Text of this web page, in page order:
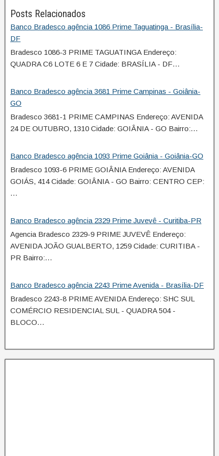
Posts Relacionados
Banco Bradesco agência 1086 Prime Taguatinga - Brasília-
DF
Bradesco 1086-3 PRIME TAGUATINGA Endereço:
QUADRA C6 LOTE 6 E 7 Cidade: BRASÍLIA - DF…
Banco Bradesco agência 3681 Prime Campinas - Goiânia-
GO
Bradesco 3681-1 PRIME CAMPINAS Endereço: AVENIDA
24 DE OUTUBRO, 1310 Cidade: GOIÂNIA - GO Bairro:…
Banco Bradesco agência 1093 Prime Goiânia - Goiânia-GO
Bradesco 1093-6 PRIME GOIÂNIA Endereço: AVENIDA
GOIÁS, 414 Cidade: GOIÂNIA - GO Bairro: CENTRO CEP:
…
Banco Bradesco agência 2329 Prime Juvevê - Curitiba-PR
Agencia Bradesco 2329-9 PRIME JUVEVÊ Endereço:
AVENIDA JOÃO GUALBERTO, 1259 Cidade: CURITIBA -
PR Bairro:…
Banco Bradesco agência 2243 Prime Avenida - Brasília-DF
Bradesco 2243-8 PRIME AVENIDA Endereço: SHC SUL
COMÉRCIO RESIDENCIAL SUL - QUADRA 504 -
BLOCO…